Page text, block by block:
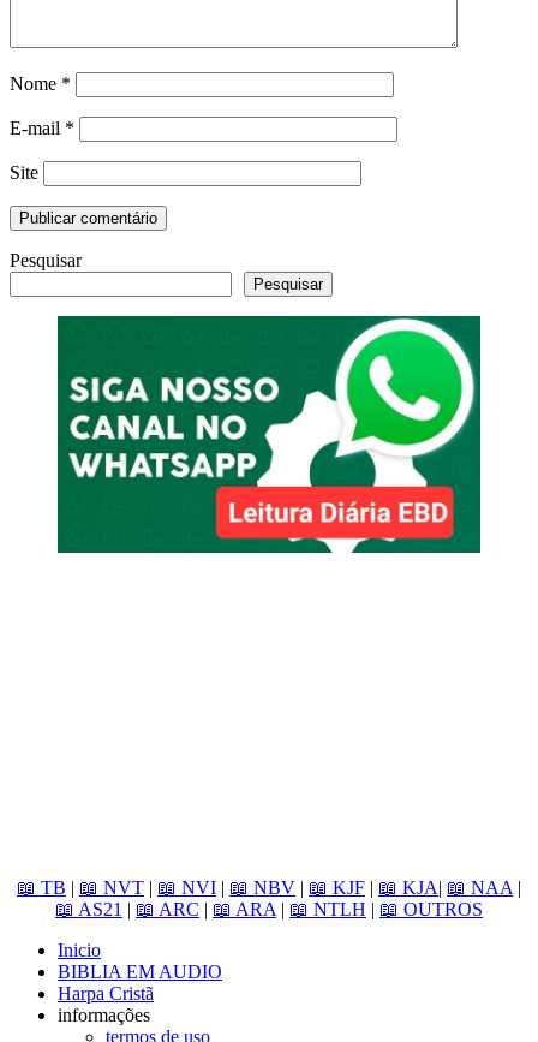
Nome *
E-mail *
Site
Pesquisar
Pesquisar
📖 TB | 📖 NVT | 📖 NVI | 📖 NBV | 📖 KJF | 📖 KJA| 📖 NAA |
📖 AS21 | 📖 ARC | 📖 ARA | 📖 NTLH | 📖 OUTROS
Inicio
BIBLIA EM AUDIO
Harpa Cristã
informações
termos de uso